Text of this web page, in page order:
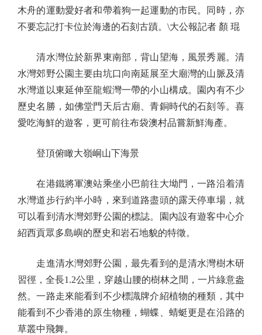
木舟的運動愛好者和帶着狗一起運動的市民。同時，亦
不要忘記打卡位於海邊的石刻古蹟。\大公報記者 顏 琨
清水灣位於新界東南部，背山望海，風景秀麗。清
水灣郊野公園主要由坑口向南延展至大廟灣的山脈及清
水灣道以東延伸至龍蝦灣一帶的小山構成。園內有不少
歷史名勝，如佛堂門天后古廟、青銅時代的石刻等。喜
愛吃海鮮的遊客，更可前往布袋澳村品嘗新鮮海產。
登頂俯瞰大嶺峒山下海景
在港鐵將軍澳站乘坐小巴前往大坳門，一路沿着清
水灣道步行約半小時，來到道路盡頭的露天停車場，就
可以看到清水灣郊野公園的標誌。園內設有遊客中心介
紹西貢眾多島嶼的歷史和岩石地貌的特徵。
走進清水灣郊野公園，最先看到的是清水灣樹木研
習徑，全長1.2公里，穿越山腰的樹林之間，一片綠意盎
然。一路走來能看到不少標識牌介紹植物的種類，其中
能看到不少香港的原生物種，蝴蝶、蜻蜓更是在沿路的
草叢中飛舞。